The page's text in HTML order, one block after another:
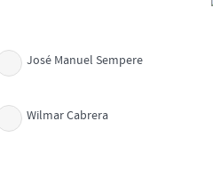
José Manuel Sempere
Wilmar Cabrera